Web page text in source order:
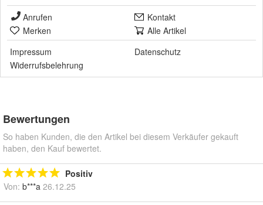
Anrufen
Kontakt
Merken
Alle Artikel
Impressum
Datenschutz
Widerrufsbelehrung
Bewertungen
So haben Kunden, die den Artikel bei diesem Verkäufer gekauft
haben, den Kauf bewertet.
Positiv
Von: b***a 26.12.25